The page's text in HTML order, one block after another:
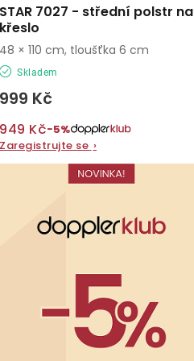
d
u
k
t
ů
STAR 7027 - střední polstr na
křeslo
Skladem
999 Kč
949 Kč−5%
Zaregistrujte se ›
48 × 110 cm, tloušťka 6 cm